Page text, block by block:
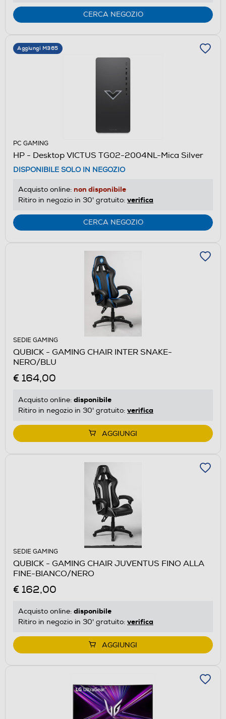
CERCA NEGOZIO
Aggiungi M365
PC GAMING
HP - Desktop VICTUS TG02-2004NL-Mica Silver
DISPONIBILE SOLO IN NEGOZIO
Acquisto online: non disponibile
Ritiro in negozio in 30' gratuito: verifica
CERCA NEGOZIO
SEDIE GAMING
QUBICK - GAMING CHAIR INTER SNAKE-
NERO/BLU
€ 164,00
Acquisto online: disponibile
Ritiro in negozio in 30' gratuito: verifica
AGGIUNGI
SEDIE GAMING
QUBICK - GAMING CHAIR JUVENTUS FINO ALLA
FINE-BIANCO/NERO
€ 162,00
Acquisto online: disponibile
Ritiro in negozio in 30' gratuito: verifica
AGGIUNGI